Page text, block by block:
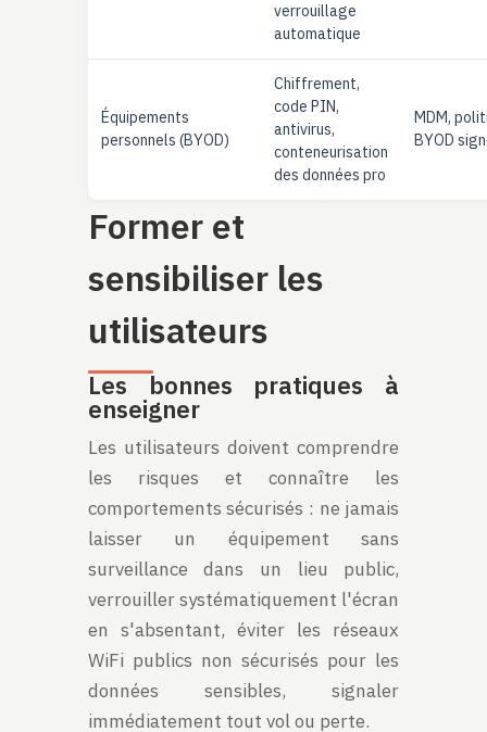
verrouillage
automatique
Équipements
personnels (BYOD)
Chiffrement,
code PIN,
antivirus,
conteneurisation
des données pro
MDM,
BYOD
Former et
sensibiliser les
utilisateurs
Les bonnes pratiques à
enseigner
Les utilisateurs doivent comprendre
les risques et connaître les
comportements sécurisés : ne jamais
laisser un équipement sans
surveillance dans un lieu public,
verrouiller systématiquement l'écran
en s'absentant, éviter les réseaux
WiFi publics non sécurisés pour les
données sensibles, signaler
immédiatement tout vol ou perte.